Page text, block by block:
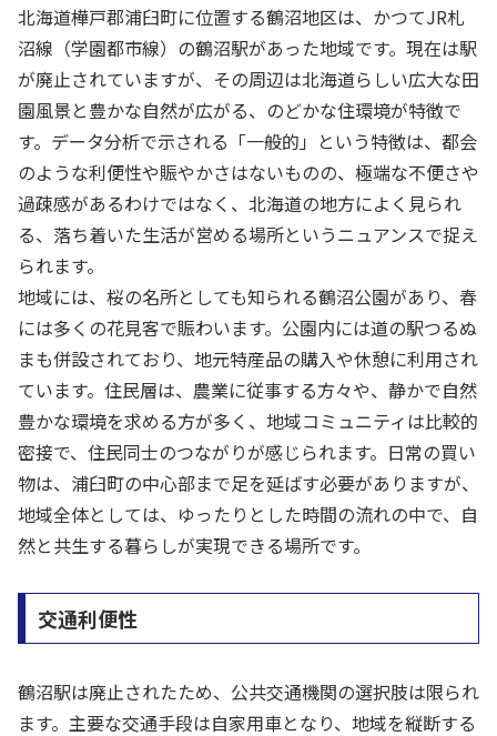
北海道樺戸郡浦臼町に位置する鶴沼地区は、かつてJR札
沼線（学園都市線）の鶴沼駅があった地域です。現在は駅
が廃止されていますが、その周辺は北海道らしい広大な田
園風景と豊かな自然が広がる、のどかな住環境が特徴で
す。データ分析で示される「一般的」という特徴は、都会
のような利便性や賑やかさはないものの、極端な不便さや
過疎感があるわけではなく、北海道の地方によく見られ
る、落ち着いた生活が営める場所というニュアンスで捉え
られます。
地域には、桜の名所としても知られる鶴沼公園があり、春
には多くの花見客で賑わいます。公園内には道の駅つるぬ
まも併設されており、地元特産品の購入や休憩に利用され
ています。住民層は、農業に従事する方々や、静かで自然
豊かな環境を求める方が多く、地域コミュニティは比較的
密接で、住民同士のつながりが感じられます。日常の買い
物は、浦臼町の中心部まで足を延ばす必要がありますが、
地域全体としては、ゆったりとした時間の流れの中で、自
然と共生する暮らしが実現できる場所です。
交通利便性
鶴沼駅は廃止されたため、公共交通機関の選択肢は限られ
ます。主要な交通手段は自家用車となり、地域を縦断する